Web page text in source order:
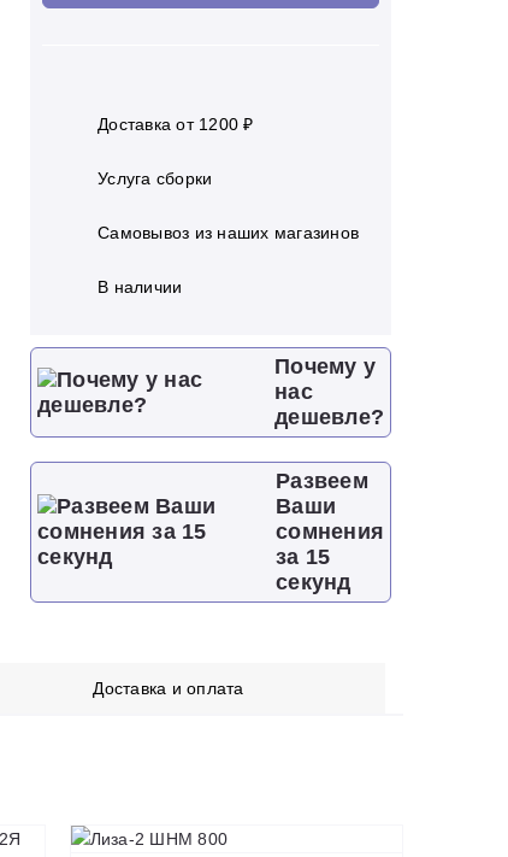
Доставка от 1200 ₽
Услуга сборки
Самовывоз из наших магазинов
В наличии
Почему у
нас
дешевле?
Развеем
Ваши
сомнения
за 15
секунд
Доставка и оплата